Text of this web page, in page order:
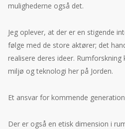
mulighederne også det.
Jeg oplever, at der er en stigende
følge med de store aktører; det
realisere deres ideer.
miljø og teknologi her på Jorden.
Et ansvar for kommende
Der er også en etisk dimension i